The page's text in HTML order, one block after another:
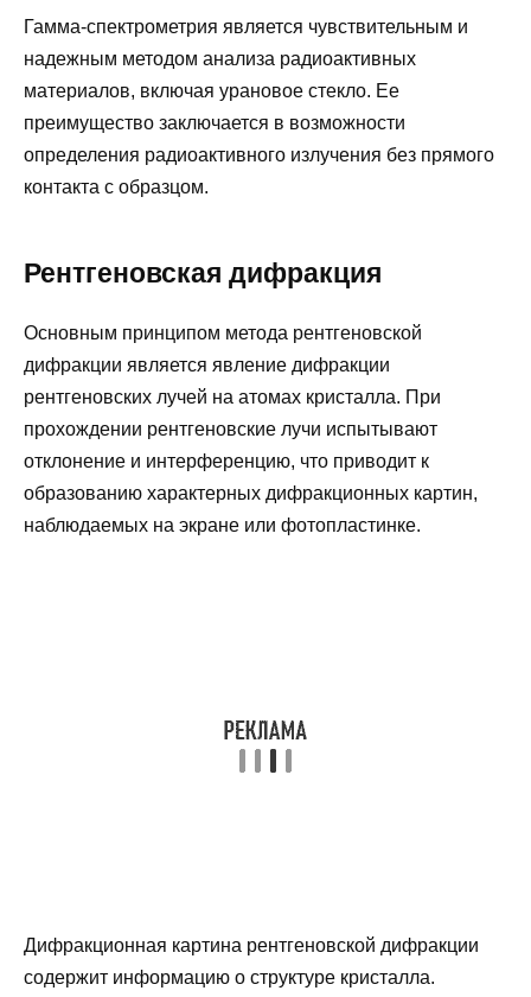
Гамма-спектрометрия является чувствительным и
надежным методом анализа радиоактивных
материалов, включая урановое стекло. Ее
преимущество заключается в возможности
определения радиоактивного излучения без прямого
контакта с образцом.
Рентгеновская дифракция
Основным принципом метода рентгеновской
дифракции является явление дифракции
рентгеновских лучей на атомах кристалла. При
прохождении рентгеновские лучи испытывают
отклонение и интерференцию, что приводит к
образованию характерных дифракционных картин,
наблюдаемых на экране или фотопластинке.
Дифракционная картина рентгеновской дифракции
содержит информацию о структуре кристалла.